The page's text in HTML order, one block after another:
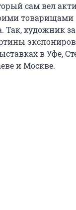
сам вел
художник за
в Уфе,
и Москве.